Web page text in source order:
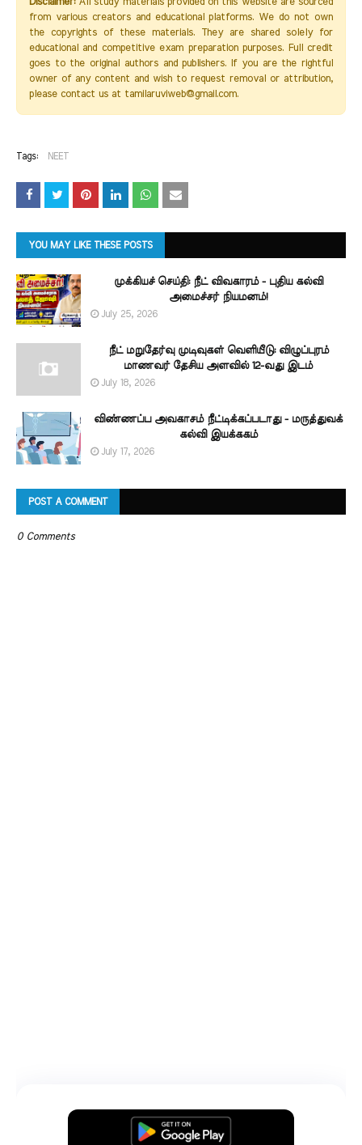
from various creators and educational platforms. We do not own
the copyrights of these materials. They are shared solely for
educational and competitive exam preparation purposes. Full credit
goes to the original authors and publishers. If you are the rightful
owner of any content and wish to request removal or attribution,
please contact us at tamilaruviweb@gmail.com.
Tags: NEET
YOU MAY LIKE THESE POSTS
முக்கியச் செய்தி: நீட் விவகாரம் - புதிய கல்வி
அமைச்சர் நியமனம்!
July 25, 2026
நீட் மறுதேர்வு முடிவுகள் வெளியீடு: விழுப்புரம்
மாணவர் தேசிய அளவில் 12-வது இடம்
July 18, 2026
விண்ணப்ப அவகாசம் நீட்டிக்கப்படாது - மருத்துவக்
கல்வி இயக்ககம்
July 17, 2026
POST A COMMENT
0 Comments